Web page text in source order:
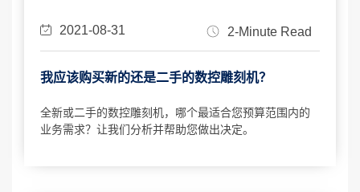
2021-08-31 2-Minute Read
我应该购买新的还是二手的数控雕刻机？
全新或二手的数控雕刻机，哪个最适合您预算范围内的
业务需求？让我们分析并帮助您做出决定。